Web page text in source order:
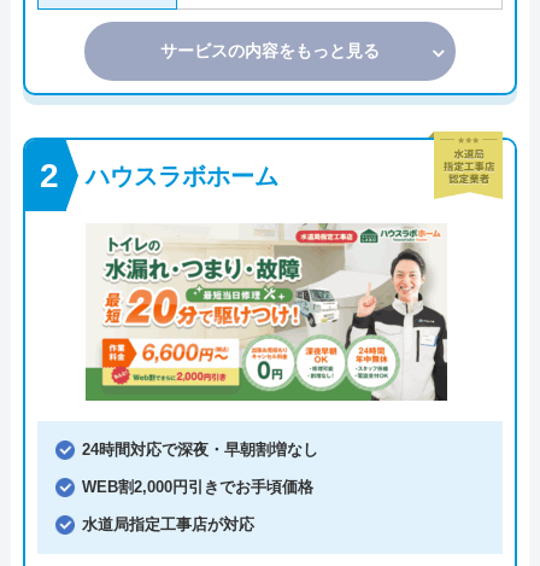
サービスの内容をもっと見る
ハウスラボホーム
24時間対応で深夜・早朝割増なし
WEB割2,000円引きでお手頃価格
水道局指定工事店が対応